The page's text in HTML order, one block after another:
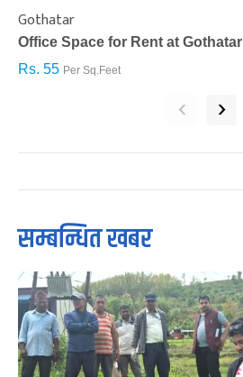
Gothatar
Office Space for Rent at Gothatar
Rs. 55 Per Sq.Feet
‹ ›
सम्बन्धित खबर